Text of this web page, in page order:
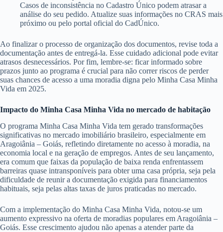
Casos de inconsistência no Cadastro Único podem atrasar a
análise do seu pedido. Atualize suas informações no CRAS mais
próximo ou pelo portal oficial do CadÚnico.
Ao finalizar o processo de organização dos documentos, revise toda a
documentação antes de entregá-la. Esse cuidado adicional pode evitar
atrasos desnecessários. Por fim, lembre-se: ficar informado sobre
prazos junto ao programa é crucial para não correr riscos de perder
suas chances de acesso a uma moradia digna pelo Minha Casa Minha
Vida em 2025.
Impacto do Minha Casa Minha Vida no mercado de habitação
O programa Minha Casa Minha Vida tem gerado transformações
significativas no mercado imobiliário brasileiro, especialmente em
Aragoiânia – Goiás, refletindo diretamente no acesso à moradia, na
economia local e na geração de empregos. Antes de seu lançamento,
era comum que faixas da população de baixa renda enfrentassem
barreiras quase intransponíveis para obter uma casa própria, seja pela
dificuldade de reunir a documentação exigida para financiamentos
habituais, seja pelas altas taxas de juros praticadas no mercado.
Com a implementação do Minha Casa Minha Vida, notou-se um
aumento expressivo na oferta de moradias populares em Aragoiânia –
Goiás. Esse crescimento ajudou não apenas a atender parte da